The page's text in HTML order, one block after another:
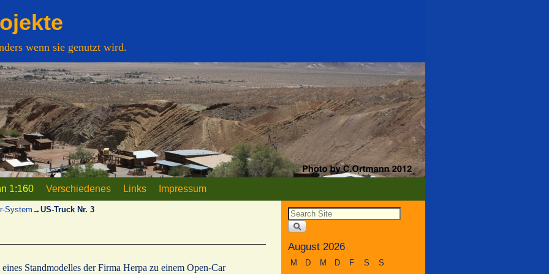
wenn sie genutzt wird.
1:160 Verschiedenes Links Impressum
System →US-Truck Nr. 3
Standmodelles der Firma Herpa zu einem Open-Car
August 2026
M D M D F S S